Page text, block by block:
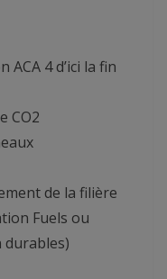
4 d’ici la fin
CO2
de la filière
Fuels ou
durables)